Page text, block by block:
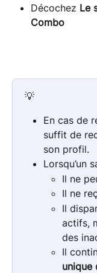
Décochez Le
Combo
💡
En cas de
suffit de
son profil.
Lorsqu’un
Il ne
Il ne
Il
actifs,
des
Il
unique